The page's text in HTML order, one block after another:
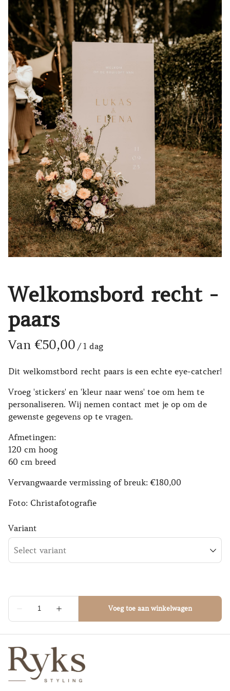
Welkomsbord recht -
paars
/
Dit welkomstbord recht paars is een echte eye-catcher!
Vroeg 'stickers' en 'kleur naar wens' toe om hem te
personaliseren. Wij nemen contact met je op om de
gewenste gegevens op te vragen.
Afmetingen:
120 cm hoog
60 cm breed
Vervangwaarde vermissing of breuk: €180,00
Foto: Christafotografie
Variant